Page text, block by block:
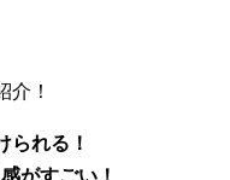
介！
られる！
がすごい！